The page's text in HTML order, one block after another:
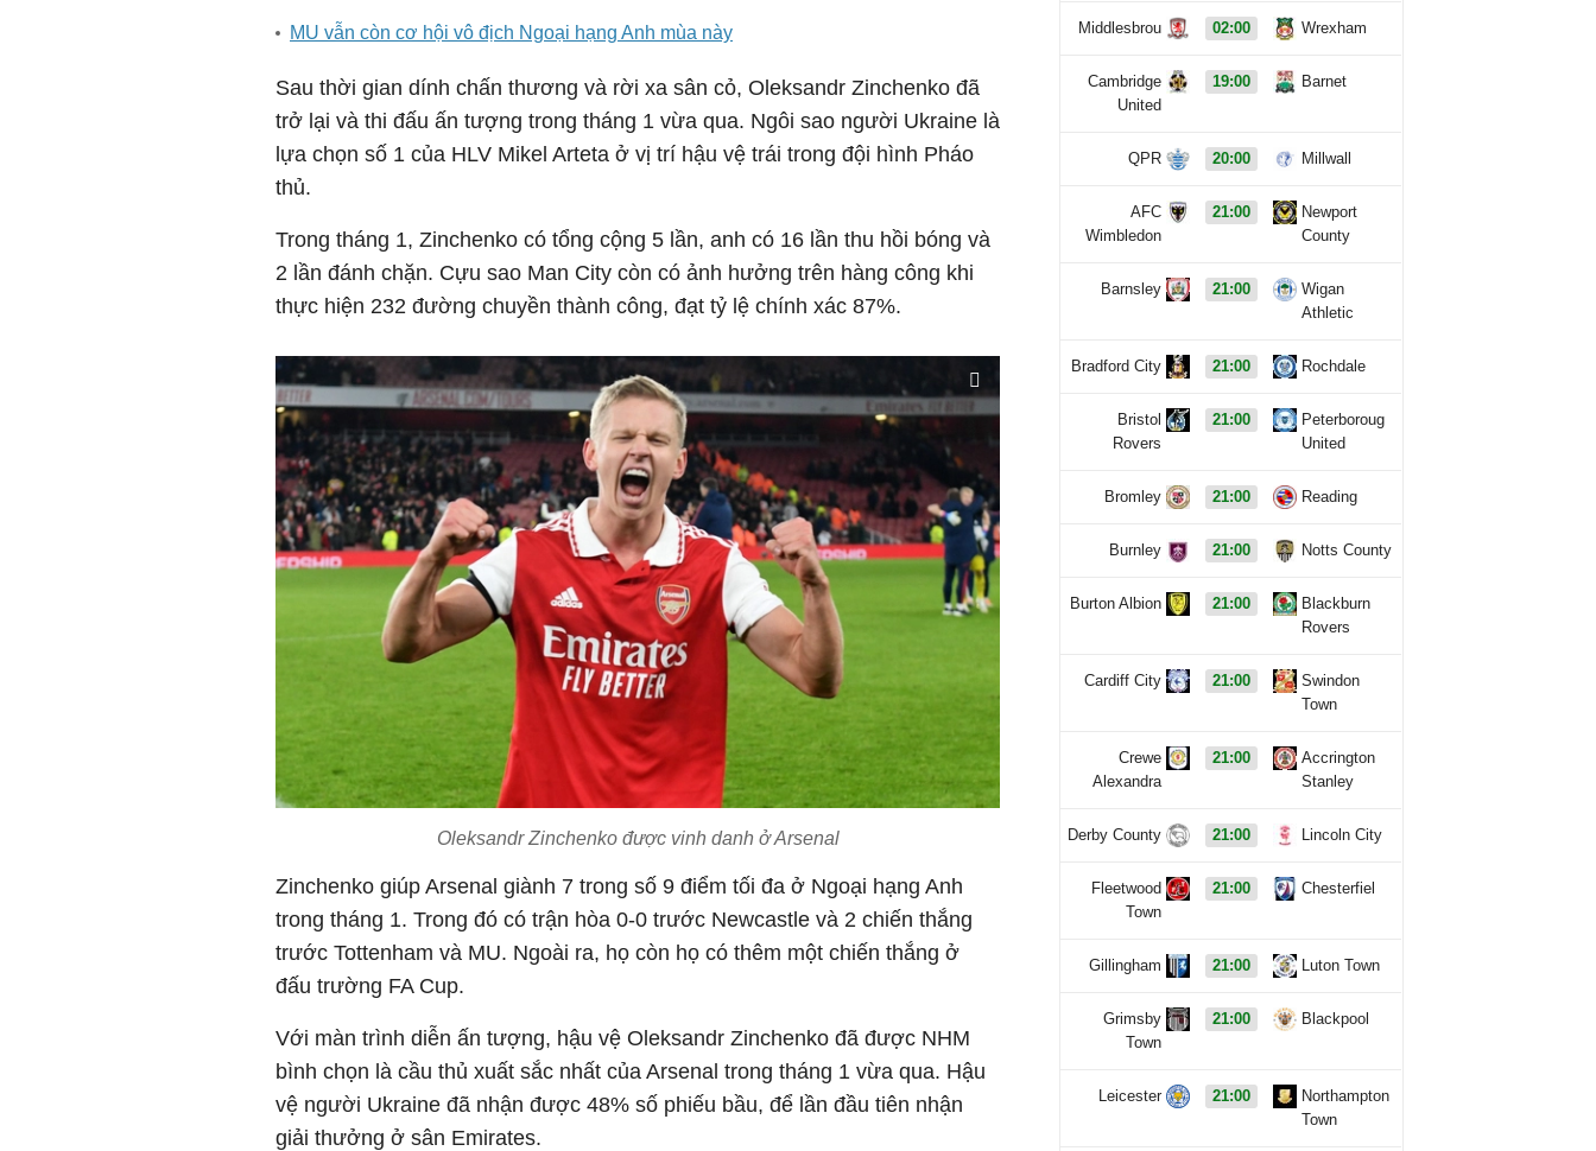
MU vẫn còn cơ hội vô địch Ngoại hạng Anh mùa này
Sau thời gian dính chấn thương và rời xa sân cỏ, Oleksandr Zinchenko đã
trở lại và thi đấu ấn tượng trong tháng 1 vừa qua. Ngôi sao người Ukraine là
lựa chọn số 1 của HLV Mikel Arteta ở vị trí hậu vệ trái trong đội hình Pháo
thủ.
Trong tháng 1, Zinchenko có tổng cộng 5 lần, anh có 16 lần thu hồi bóng và
2 lần đánh chặn. Cựu sao Man City còn có ảnh hưởng trên hàng công khi
thực hiện 232 đường chuyền thành công, đạt tỷ lệ chính xác 87%.
Oleksandr Zinchenko được vinh danh ở Arsenal
Zinchenko giúp Arsenal giành 7 trong số 9 điểm tối đa ở Ngoại hạng Anh
trong tháng 1. Trong đó có trận hòa 0-0 trước Newcastle và 2 chiến thắng
trước Tottenham và MU. Ngoài ra, họ còn họ có thêm một chiến thắng ở
đấu trường FA Cup.
Với màn trình diễn ấn tượng, hậu vệ Oleksandr Zinchenko đã được NHM
bình chọn là cầu thủ xuất sắc nhất của Arsenal trong tháng 1 vừa qua. Hậu
vệ người Ukraine đã nhận được 48% số phiếu bầu, để lần đầu tiên nhận
giải thưởng ở sân Emirates.
Middlesbrou 02:00 Wrexham
Cambridge
United
19:00 Barnet
QPR 20:00 Millwall
AFC
Wimbledon
21:00
Newport
County
Barnsley 21:00
Wigan
Athletic
Bradford City 21:00 Rochdale
Bristol
Rovers
21:00
Peterboroug
United
Bromley 21:00 Reading
Burnley 21:00 Notts County
Burton Albion 21:00
Blackburn
Rovers
Cardiff City 21:00
Swindon
Town
Crewe
Alexandra
21:00
Accrington
Stanley
Derby County 21:00 Lincoln City
Fleetwood
Town
21:00 Chesterfiel
Gillingham 21:00 Luton Town
Grimsby
Town
21:00 Blackpool
Leicester 21:00
Northampton
Town